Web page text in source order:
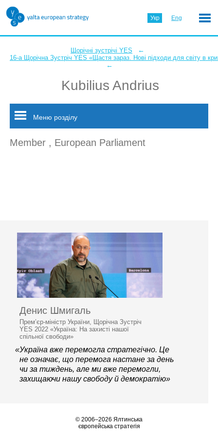
Укр Eng
Щорічні зустрічі YES ←
16-а Щорічна Зустріч YES «Щастя зараз. Нові підходи для світу в
←
Kubilius Andrius
Меню розділу
Member , European Parliament
Денис Шмигаль
Прем’єр-міністр України, Щорічна Зустріч
YES 2022 «Україна: На захисті нашої
спільної свободи»
«Україна вже перемогла стратегічно. Це
не означає, що перемога настане за день
чи за тиждень, але ми вже перемогли,
захищаючи нашу свободу й демократію»
© 2006–2026 Ялтинська
європейська стратегія